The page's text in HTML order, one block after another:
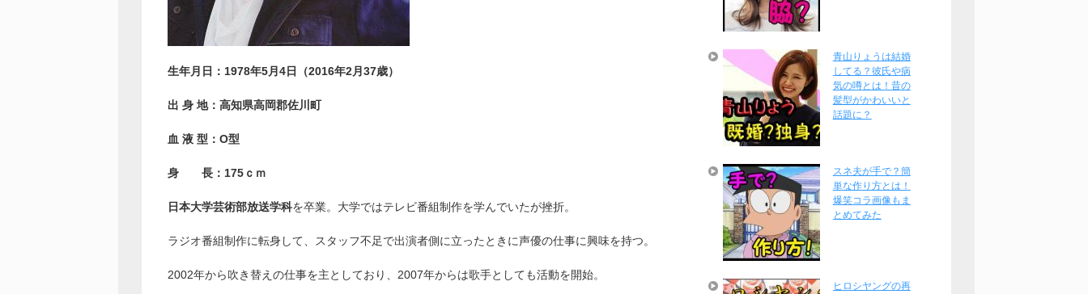
生年月日：1978年5月4日（2016年2月37歳）
出 身 地：高知県高岡郡佐川町
血 液 型：O型
身 長：175ｃｍ
日本大学芸術部放送学科を卒業。大学ではテレビ番組制作を学んでいたが挫折。
ラジオ番組制作に転身して、スタッフ不足で出演者側に立ったときに声優の仕事に興味を持つ。
2002年から吹き替えの仕事を主としており、2007年からは歌手としても活動を開始。
青山りょうは結婚
してる？彼氏や病
気の噂とは！昔の
髪型がかわいいと
話題に？
スネ夫が手で？簡
単な作り方とは！
爆笑コラ画像もま
とめてみた
ヒロシヤングの再